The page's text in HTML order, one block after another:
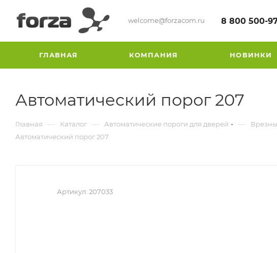
welcome@forzacom.ru 8 800 500-
ГЛАВНАЯ КОМПАНИЯ НОВИНКИ
Автоматический порог 207
Главная — Каталог — Автоматические пороги для дверей —
Автоматический порог 207
Артикул: 207033